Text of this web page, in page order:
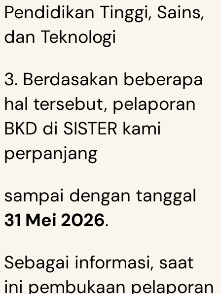
Pendidikan Tinggi, Sains,
dan Teknologi
3. Berdasakan beberapa
hal tersebut, pelaporan
BKD di SISTER kami
perpanjang
sampai dengan tanggal
31 Mei 2026.
Sebagai informasi, saat
ini pembukaan pelaporan